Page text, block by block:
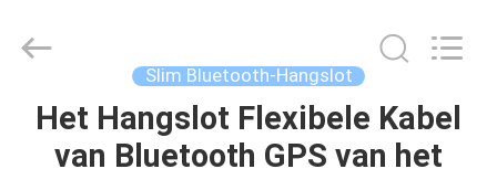
HUIS
Technology
Slim Bluetooth-Hangslot
Het Hangslot Flexibele Kabel
van Bluetooth GPS van het